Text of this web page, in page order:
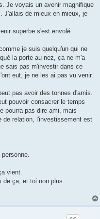
Je voyais un avenir magnifique
J'allais de mieux en mieux, je
superbe s'est envolé.
je suis quelqu'un qui ne
la porte au nez, ça ne m'a
sais pas m'investir dans ce
eut, je ne les ai pas vu venir.
pas avoir des tonnes d'amis.
pouvoir consacrer le temps
pourra pas dire ami, mais
de relation, l'investissement est
vient.
de ça, et toi non plus